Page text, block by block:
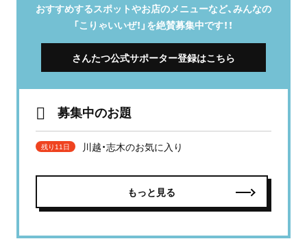
おすすめするスポットやお店のメニューなど、みんなの
「こりゃいいぜ！」を絶賛募集中です！！
さんたつ公式サポーター登録はこちら
募集中のお題
残り11日 川越・志木のお気に入り
もっと見る